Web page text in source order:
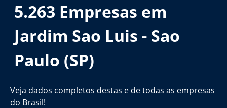
5.263 Empresas em
Jardim Sao Luis - Sao
Paulo (SP)
Veja dados completos destas e de todas as empresas
do Brasil!